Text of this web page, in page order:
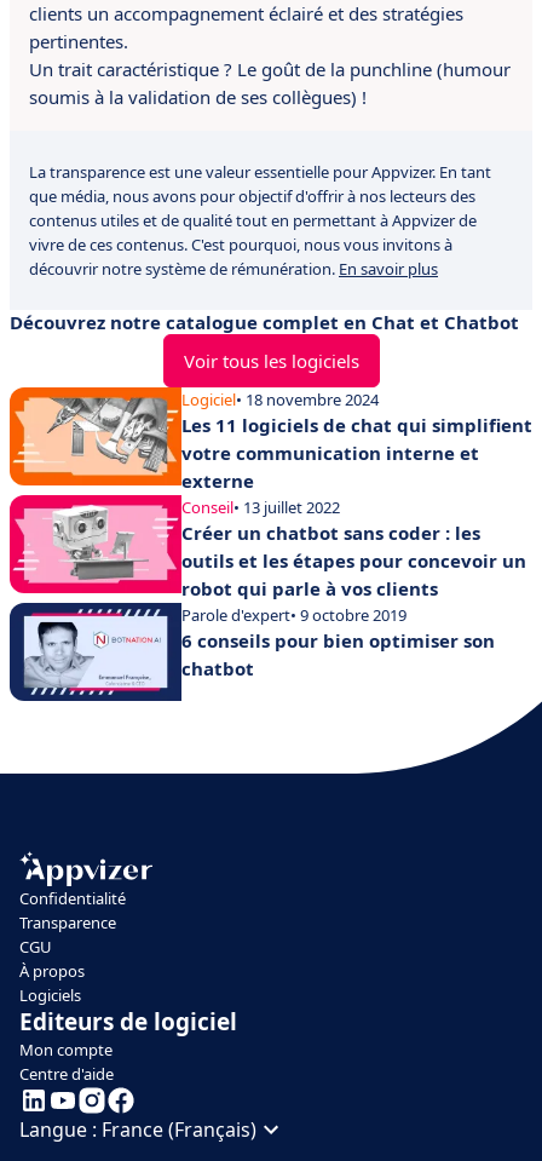
clients un accompagnement éclairé et des stratégies
pertinentes.
Un trait caractéristique ? Le goût de la punchline (humour
soumis à la validation de ses collègues) !
La transparence est une valeur essentielle pour Appvizer. En tant
que média, nous avons pour objectif d'offrir à nos lecteurs des
contenus utiles et de qualité tout en permettant à Appvizer de
vivre de ces contenus. C'est pourquoi, nous vous invitons à
découvrir notre système de rémunération. En savoir plus
Découvrez notre catalogue complet en Chat et Chatbot
Voir tous les logiciels
Logiciel• 18 novembre 2024
Les 11 logiciels de chat qui simplifient
votre communication interne et
externe
Conseil• 13 juillet 2022
Créer un chatbot sans coder : les
outils et les étapes pour concevoir un
robot qui parle à vos clients
Parole d'expert• 9 octobre 2019
6 conseils pour bien optimiser son
chatbot
Confidentialité
Transparence
CGU
À propos
Logiciels
Editeurs de logiciel
Mon compte
Centre d'aide
Langue : France (Français)